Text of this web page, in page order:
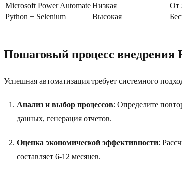
Microsoft Power Automate Низкая От
Python + Selenium
Высокая
Пошаговый процесс внедрения
Успешная автоматизация требует системного
Анализ и выбор процессов: Определите
данных, генерация отчетов.
Оценка экономической эффективности:
составляет 6-12 месяцев.